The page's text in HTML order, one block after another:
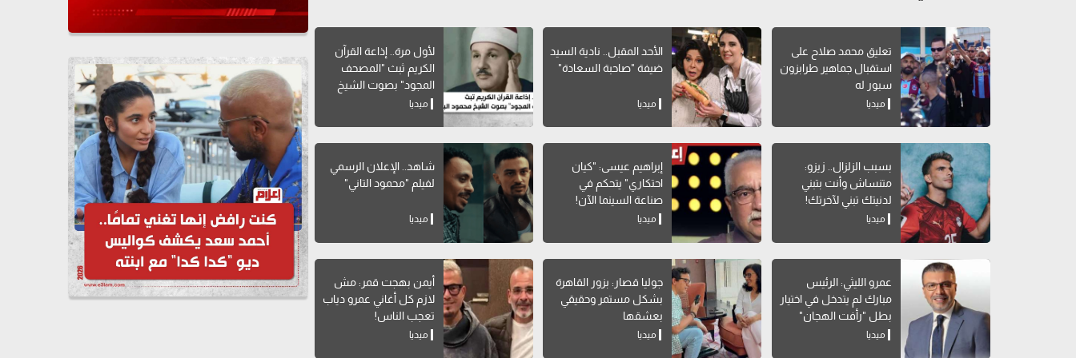
تعليق محمد صلاح على
استقبال جماهير طرابزون
سبور له
ميديا
الأحد المقبل.. نادية السيد
ضيفة "صاحبة السعادة"
ميديا
لأول مرة.. إذاعة القرآن
الكريم ثبث "المصحف
المجود" بصوت الشيخ
محمود البنا
ميديا
بسبب الزلزال.. زيزو:
متنساش وأنت بتبني
لدنيتك تبني لآخرتك!
ميديا
إبراهيم عيسى: "كيان
احتكاري" يتحكم في
صناعة السينما الآن!
ميديا
شاهد.. الإعلان الرسمي
لفيلم "محمود التاني"
ميديا
عمرو الليثي: الرئيس
مبارك لم يتدخل في اختيار
بطل "رأفت الهجان"
ميديا
جوليا قصار: بزور القاهرة
بشكل مستمر وحقيقي
بعشقها
ميديا
أيمن بهجت قمر: مش
لازم كل أغاني عمرو دياب
تعجب الناس!
ميديا